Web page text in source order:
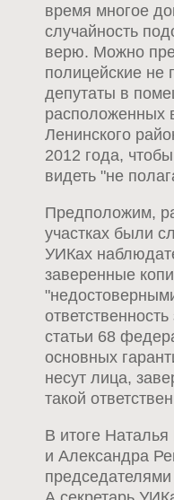
время многое
случайность
верю. Можно
полицейские не
депутаты в
расположенных
Ленинского
2012 года,
видеть "не
Предположим,
участках были
УИКах
заверенные
статьи 68
основных
несут лица,
такой
В итоге
и Александра